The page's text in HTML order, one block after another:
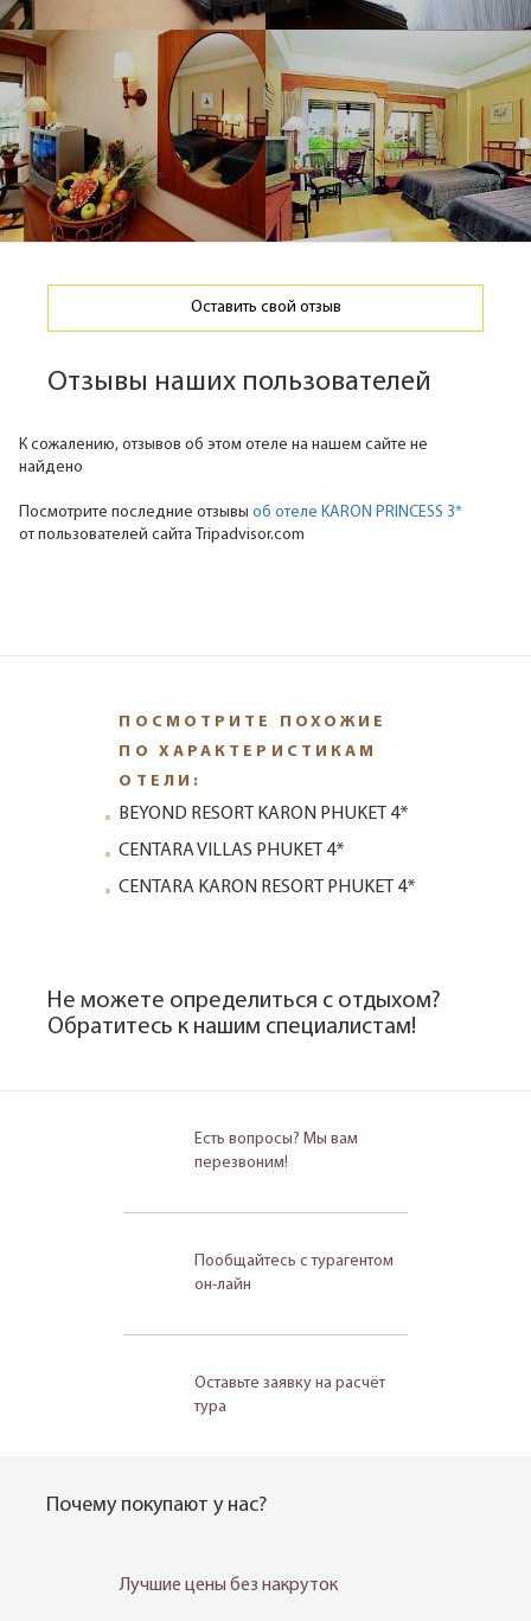
Оставить свой отзыв
Отзывы наших пользователей
К сожалению, отзывов об этом отеле на нашем сайте не
найдено
Посмотрите последние отзывы об отеле KARON PRINCESS 3*
от пользователей сайта Tripadvisor.com
ПОСМОТРИТЕ ПОХОЖИЕ
ПО ХАРАКТЕРИСТИКАМ
ОТЕЛИ:
BEYOND RESORT KARON PHUKET 4*
CENTARA VILLAS PHUKET 4*
CENTARA KARON RESORT PHUKET 4*
Не можете определиться с отдыхом?
Обратитесь к нашим специалистам!
Есть вопросы? Мы вам
перезвоним!
Пообщайтесь с турагентом
он-лайн
Оставьте заявку на расчёт
тура
Почему покупают у нас?
Лучшие цены без накруток